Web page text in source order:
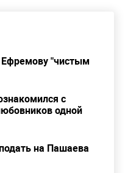
"чистым
с
одной
на Пашаева